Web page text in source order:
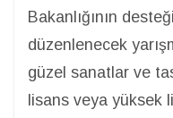
Bakanlığının
düzenlenecek
güzel sanatlar ve
lisans veya yüksek